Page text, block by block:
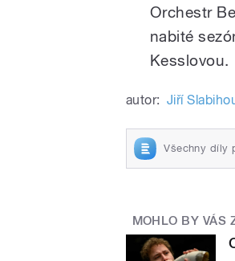
Orchestr
nabité
Kesslovou.
autor: Jiří
Všechny díly
MOHLO BY VÁS